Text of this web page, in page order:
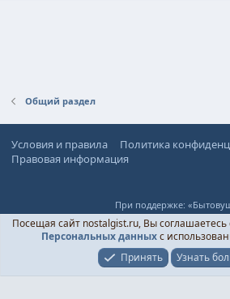
Общий раздел
Условия и правила
Политика
Правовая информация
При поддержке:
© Ностальгист, 2024-2026
Посещая сайт nostalgist.ru, Вы соглашаетесь
Персональных данныхс
Принять
Узнать